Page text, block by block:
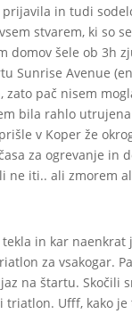
prijavila in tudi
stvarem, ki so
domov šele ob 3h
Sunrise Avenue
zato pač nisem
bila rahlo
v Koper že
za ogrevanje in
ne iti.. ali zmorem
in kar naenkrat
za vsakogar.
na štartu. Skočili
triatlon. Ufff, kako je